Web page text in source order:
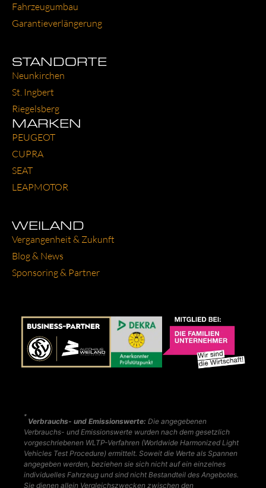
Fahr­zeug­um­bau
Garantie­verlängerung
STANDORTE
Neun­kir­chen
St. Ing­bert
Rie­gels­berg
MARKEN
PEU­GEOT
CUP­RA
SEAT
LEAP­MO­TOR
WEILAND
Ver­gan­gen­heit & Zukunft
Blog & News
Spon­so­ring & Part­ner
*
Verbrauchs- und Emissionswerte: Die angegebenen
Verbrauchs- und Emissionswerte wurden nach dem gesetzlich
vorgeschriebenen WLTP-Verfahren (Worldwide Harmonized Light
Vehicles Test Procedure) ermittelt. Soweit die Werte als Spannen
angegeben werden, beziehen sie sich nicht auf ein einzelnes
individuelles Fahrzeug und sind nicht Bestandteil des Angebotes.
Sie dienen allein Vergleichszwecken zwischen den